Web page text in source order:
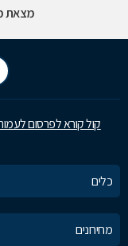
מצאת
קול קורא לפרסום
כלים
מחירונים